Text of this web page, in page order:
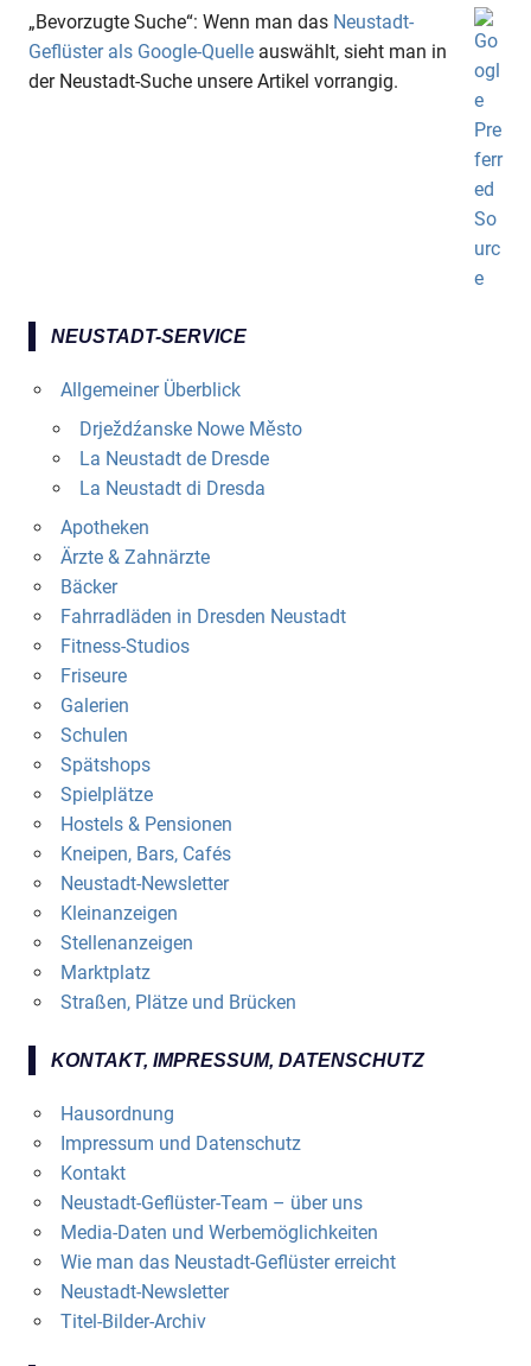
„Bevorzugte Suche“: Wenn man das Neustadt-
Geflüster als Google-Quelle auswählt, sieht man in
der Neustadt-Suche unsere Artikel vorrangig.
NEUSTADT-SERVICE
Allgemeiner Überblick
Drježdźanske Nowe Město
La Neustadt de Dresde
La Neustadt di Dresda
Apotheken
Ärzte & Zahnärzte
Bäcker
Fahrradläden in Dresden Neustadt
Fitness-Studios
Friseure
Galerien
Schulen
Spätshops
Spielplätze
Hostels & Pensionen
Kneipen, Bars, Cafés
Neustadt-Newsletter
Kleinanzeigen
Stellenanzeigen
Marktplatz
Straßen, Plätze und Brücken
KONTAKT, IMPRESSUM, DATENSCHUTZ
Hausordnung
Impressum und Datenschutz
Kontakt
Neustadt-Geflüster-Team – über uns
Media-Daten und Werbemöglichkeiten
Wie man das Neustadt-Geflüster erreicht
Neustadt-Newsletter
Titel-Bilder-Archiv